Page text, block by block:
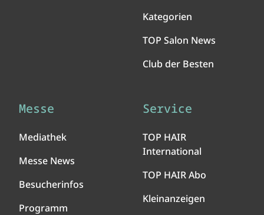
Kategorien
TOP Salon News
Club der Besten
Messe
Mediathek
Messe News
Besucherinfos
Programm
Service
TOP HAIR
International
TOP HAIR Abo
Kleinanzeigen